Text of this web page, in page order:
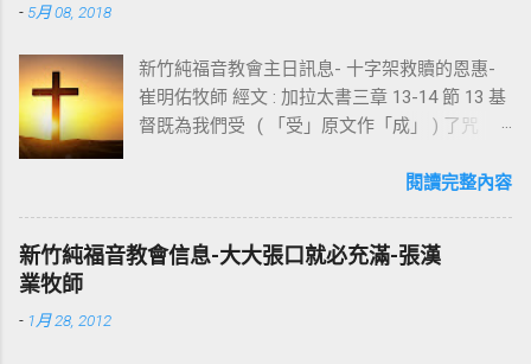
- 5月 08, 2018
新竹純福音教會主日訊息- 十字架救贖的恩惠-
崔明佑牧師 經文 : 加拉太書三章 13-14 節 13 基
督既為我們受 ( 「受」原文作「成」 ) 了咒
著：「凡掛在木頭上都是被咒詛的。」 14 這
人，使我們因信得著所應許的聖靈。 基督教
信仰的核心是十字架，不管我們的知識理念如
閱讀完整內容
新竹純福音教會信息-大大張口就必充滿-張漢
業牧師
- 1月 28, 2012